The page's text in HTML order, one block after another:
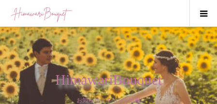
HimawariBouquet
お知らせ・イベント情報